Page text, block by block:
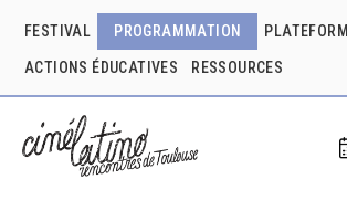
FESTIVAL PROGRAMMATION
ACTIONS ÉDUCATIVES RESSOURCES